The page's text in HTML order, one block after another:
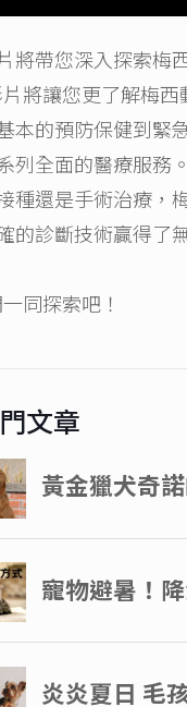
將帶您深入探索梅
將讓您更了解梅
本的預防保健到緊
列全面的醫療服務
種還是手術治療，
的診斷技術贏得了
同探索吧！
文章